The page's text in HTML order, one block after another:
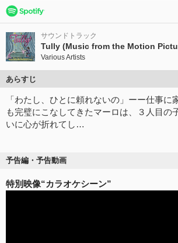
サウンドトラック
Tully (Music from the Motion
Various Artists
あらすじ
「わたし、ひとに頼れないの」ーー仕事に
も完璧にこなしてきたマーロは、３⼈⽬の
いに⼼が折れてし…
予告編・予告動画
特別映像“カラオケシーン”